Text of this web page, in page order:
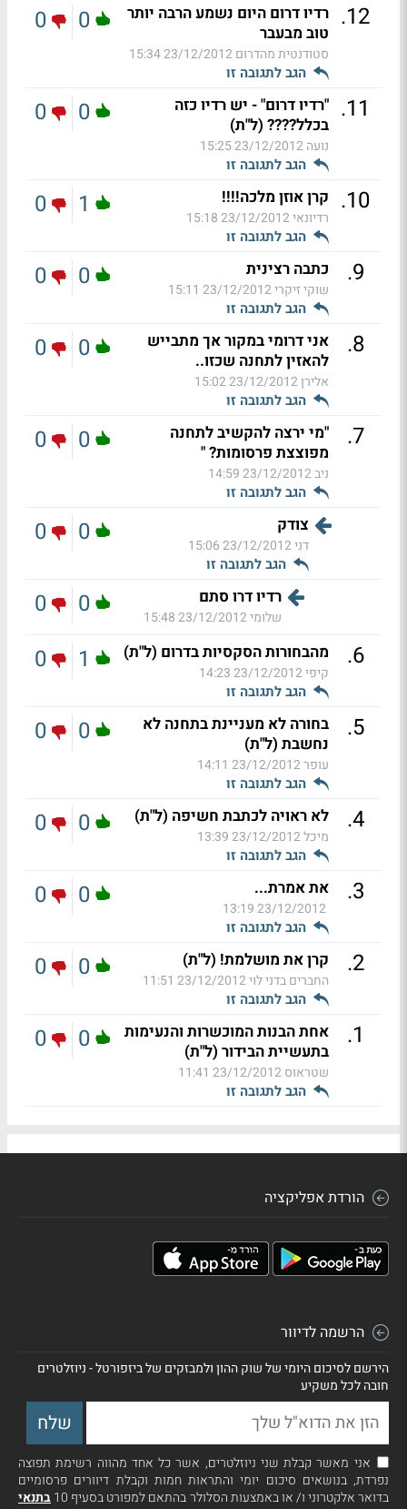
12
. רדיו דרום היום נשמע הרבה יותר
טוב מבעבר
סטודנטית מהדרום23/12/2012 15:34
הגב לתגובה זו
0
0
11
. "רדיו דרום" - יש רדיו כזה
בכלל???? (ל"ת)
נועה23/12/2012 15:25
הגב לתגובה זו
0
0
10
. קרן אוזן מלכה!!!!
רדיונאי23/12/2012 15:18
הגב לתגובה זו
1
0
9
. כתבה רצינית
שוקי זיקרי23/12/2012 15:11
הגב לתגובה זו
0
0
8
.
אני דרומי במקור אך מתבייש
להאזין לתחנה שכזו..
אלירן23/12/2012 15:02
הגב לתגובה זו
0
0
7
.
"מי ירצה להקשיב לתחנה
מפוצצת פרסומות? "
ניב23/12/2012 14:59
הגב לתגובה זו
0
0
צודק
דני23/12/2012 15:06
הגב לתגובה זו
0
0
רדיו דרו סתם
שלומי23/12/2012 15:48
0
0
6
. מהבחורות הסקסיות בדרום (ל"ת)
קיפי23/12/2012 14:23
הגב לתגובה זו
1
0
5
.
בחורה לא מעניינת בתחנה לא
נחשבת (ל"ת)
עופר23/12/2012 14:11
הגב לתגובה זו
0
0
4
. לא ראויה לכתבת חשיפה (ל"ת)
מיכל23/12/2012 13:39
הגב לתגובה זו
0
0
3
. את אמרת...
23/12/2012 13:19
הגב לתגובה זו
0
0
2
. קרן את מושלמת! (ל"ת)
החברים בדני לוי23/12/2012 11:51
הגב לתגובה זו
0
0
1
.
אחת הבנות המוכשרות והנעימות
בתעשיית הבידור (ל"ת)
שטראוס23/12/2012 11:41
הגב לתגובה זו
0
0
הורדת אפליקציה
הרשמה לדיוור
הירשם לסיכום היומי של שוק ההון ולמבזקים של ביזפורטל - ניוזלטרים
חובה לכל משקיע
אני מאשר קבלת שני ניוזלטרים, אשר כל אחד מהווה רשימת תפוצה
נפרדת, בנושאים סיכום יומי והתראות חמות וקבלת דיוורים פרסומיים
בדואר אלקטרוני ו/ או באמצעות הסלולר בהתאם למפורט בסעיף 10
בתנאי